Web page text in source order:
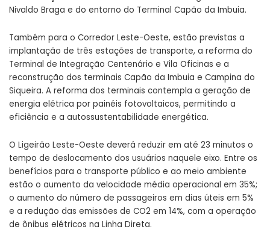
Nivaldo Braga e do entorno do Terminal Capão da Imbuia.
Também para o Corredor Leste-Oeste, estão previstas a
implantação de três estações de transporte, a reforma do
Terminal de Integração Centenário e Vila Oficinas e a
reconstrução dos terminais Capão da Imbuia e Campina do
Siqueira. A reforma dos terminais contempla a geração de
energia elétrica por painéis fotovoltaicos, permitindo a
eficiência e a autossustentabilidade energética.
O Ligeirão Leste-Oeste deverá reduzir em até 23 minutos o
tempo de deslocamento dos usuários naquele eixo. Entre os
benefícios para o transporte público e ao meio ambiente
estão o aumento da velocidade média operacional em 35%;
o aumento do número de passageiros em dias úteis em 5%
e a redução das emissões de CO2 em 14%, com a operação
de ônibus elétricos na Linha Direta.